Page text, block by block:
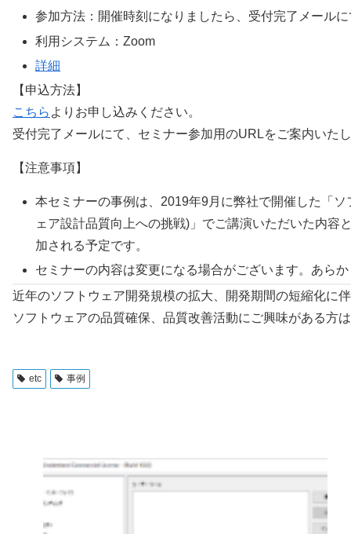
参加方法：開催時刻になりましたら、受付完了メール
利用システム：Zoom
詳細
【申込方法】
こちら よりお申し込みください。
受付完了メールにて、セミナー参加用のURLをご案内いた
【注意事項】
本セミナーの事例は、2019年9月に弊社で開催した「
ェア設計品質向上への挑戦)」でご講演いただいた内
加される予定です。
セミナーの内容は変更になる場合がございます。あら
近年のソフトウェア開発規模の拡大、開発期間の短縮化に
ソフトウェアの品質確保、品質改善活動にご興味がある方
etc 事例